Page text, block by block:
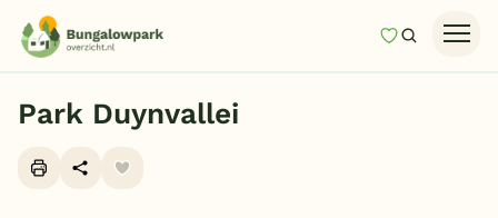
MijnZoeken
Last minutes
Park Duynvallei